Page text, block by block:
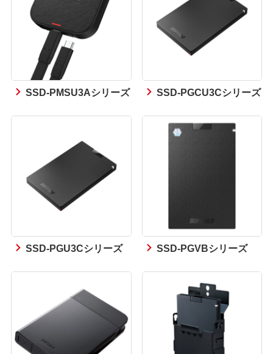
SSD-PMSU3Aシリーズ SSD-PGCU3Cシリーズ
SSD-PGU3Cシリーズ SSD-PGVBシリーズ